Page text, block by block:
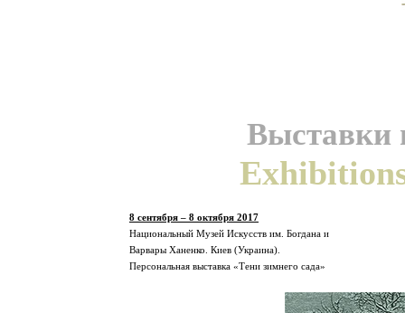
Выставки
8 сентября – 8 октября 2017
Национальный Музей Искусств им. Богдана и
Варвары Ханенко. Киев (Украина).
Персональная выставка «Тени зимнего сада»